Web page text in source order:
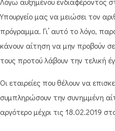
Υπουργείο μας να μειώσει τον
πρόγραμμα. Γι’ αυτό το λόγο,
κάνουν αίτηση να μην προβούν
τους προτού λάβουν την τελική
Oι εταιρείες που θέλουν να
συμπληρώσουν την συνημμένη
αργότερο μέχρι τις 18.02.2019